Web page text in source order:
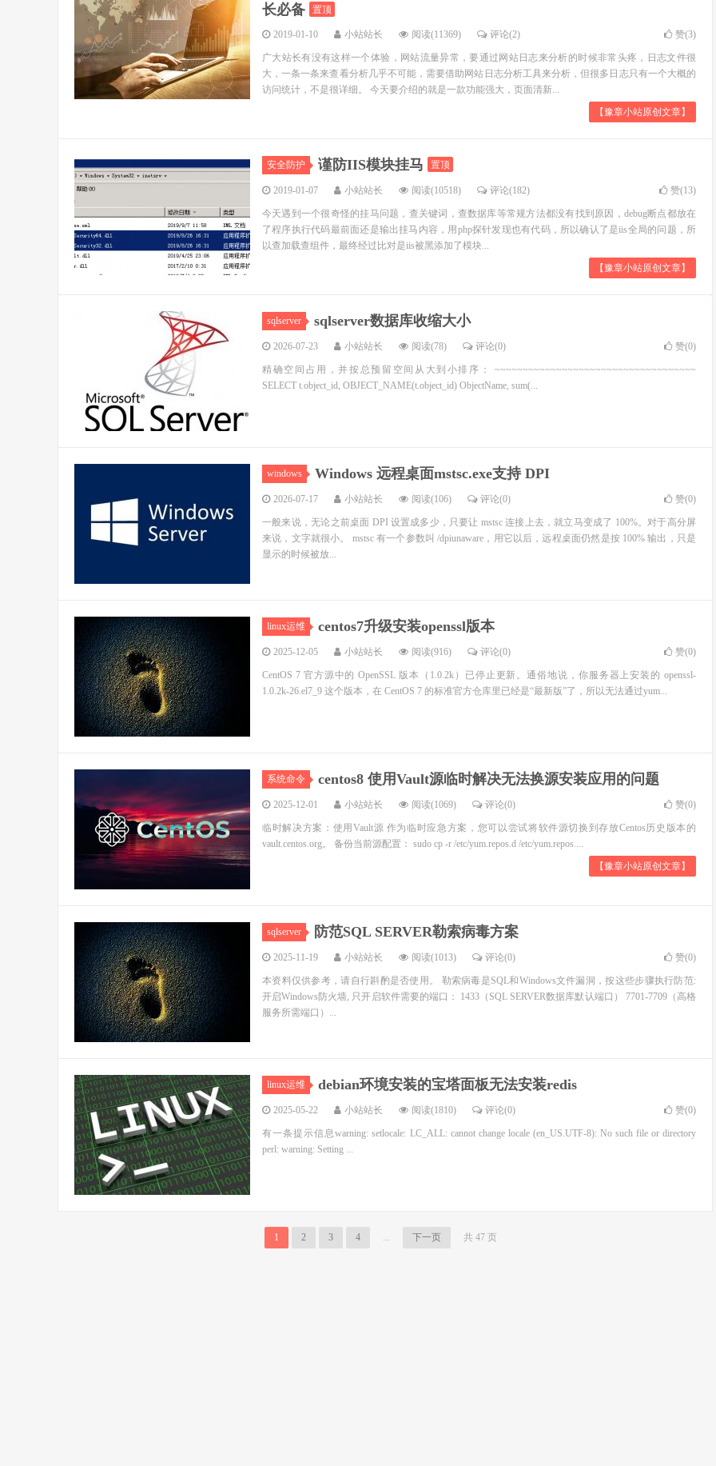
长必备
置顶
2019-01-10 小站站长 阅读(11369) 评论(2) 赞(3)
广大站长有没有这样一个体验，网站流量异常，要通过网站日志来分析的时候非常头疼，日志文件很
大，一条一条来查看分析几乎不可能，需要借助网站日志分析工具来分析，但很多日志只有一个大概的
访问统计，不是很详细。 今天要介绍的就是一款功能强大，页面清新...
【豫章小站原创文章】
安全防护 谨防IIS模块挂马 置顶
2019-01-07 小站站长 阅读(10518) 评论(182) 赞(13)
今天遇到一个很奇怪的挂马问题，查关键词，查数据库等常规方法都没有找到原因，debug断点都放在
了程序执行代码最前面还是输出挂马内容，用php探针发现也有代码，所以确认了是iis全局的问题，所
以查加载查组件，最终经过比对是iis被黑添加了模块...
【豫章小站原创文章】
sqlserver sqlserver数据库收缩大小
2026-07-23 小站站长 阅读(78) 评论(0) 赞(0)
精确空间占用，并按总预留空间从大到小排序： ~~~~~~~~~~~~~~~~~~~~~~~~~~~~~~~~~~~~
SELECT t.object_id, OBJECT_NAME(t.object_id) ObjectName, sum(...
windows Windows 远程桌面mstsc.exe支持 DPI
2026-07-17 小站站长 阅读(106) 评论(0) 赞(0)
一般来说，无论之前桌面 DPI 设置成多少，只要让 mstsc 连接上去，就立马变成了 100%。对于高分屏
来说，文字就很小。 mstsc 有一个参数叫 /dpiunaware，用它以后，远程桌面仍然是按 100% 输出，只是
显示的时候被放...
linux运维 centos7升级安装openssl版本
2025-12-05 小站站长 阅读(916) 评论(0) 赞(0)
CentOS 7 官方源中的 OpenSSL 版本（1.0.2k）已停止更新。通俗地说，你服务器上安装的 openssl-
1.0.2k-26.el7_9 这个版本，在 CentOS 7 的标准官方仓库里已经是“最新版”了，所以无法通过yum...
系统命令 centos8 使用Vault源临时解决无法换源安装应用的问题
2025-12-01 小站站长 阅读(1069) 评论(0) 赞(0)
临时解决方案：使用Vault源 作为临时应急方案，您可以尝试将软件源切换到存放Centos历史版本的
vault.centos.org。 备份当前源配置： sudo cp -r /etc/yum.repos.d /etc/yum.repos....
【豫章小站原创文章】
sqlserver 防范SQL SERVER勒索病毒方案
2025-11-19 小站站长 阅读(1013) 评论(0) 赞(0)
本资料仅供参考，请自行斟酌是否使用。 勒索病毒是SQL和Windows文件漏洞，按这些步骤执行防范:
开启Windows防火墙, 只开启软件需要的端口： 1433（SQL SERVER数据库默认端口） 7701-7709（高格
服务所需端口）...
linux运维 debian环境安装的宝塔面板无法安装redis
2025-05-22 小站站长 阅读(1810) 评论(0) 赞(0)
有一条提示信息warning: setlocale: LC_ALL: cannot change locale (en_US.UTF-8): No such file or directory
perl: warning: Setting ...
1 2 3 4 下一页 共 47 页